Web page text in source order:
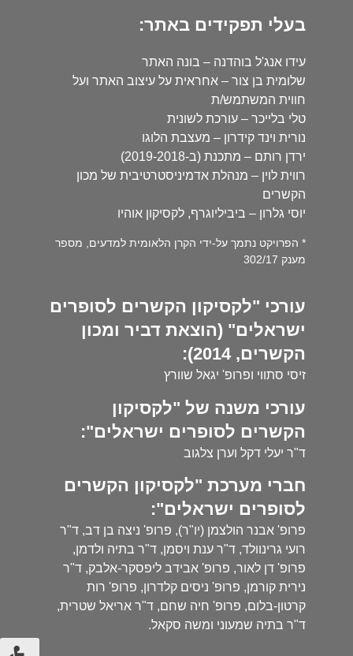
בעלי תפקידים באתר:
עידו אנג'ל בוהדנה – בונה האתר
שלומית בן צור – אחראית על עיצוב האתר ועל
חווית המשתמש/ת
טלי בלייכר – עורכת לשונית
נורית וינד קידרון – מעצבת הלוגו
ירדן רותם – מתכנת (ב-2019-2018)
רווית לוין – מנהלת אדמיניסטרטיבית של מכון
הקשרים
יוסי גלרון – ביביליוגרף, לקסיקון אוהיו
* הפרויקט נתמך על-ידי הקרן הלאומית למדעים, מספר
מענק 302/17
עורכי "לקסיקון הקשרים לסופרים
ישראלים" (הוצאת דביר ומכון
הקשרים, 2014):
זיסי סתווי ופרופ' יגאל שוורץ
עורכי משנה של "לקסיקון
הקשרים לסופרים ישראלים":
ד"ר יעלי דקל וערן צלגוב
חברי מערכת "לקסיקון הקשרים
לסופרים ישראלים":
פרופ' אבנר הולצמן (יו"ר), פרופ' ניצה בן דב, ד"ר
רועי גרינוולד, ד"ר ענת ויסמן, ד"ר בתיה ולדמן,
פרופ' דן לאור, פרופ' אבידב ליפסקר-אלבק, ד"ר
נירית קורמן, פרופ' ניסים קלדרון, פרופ' רות
קרטון-בלום, פרופ' חיה שחם, ד"ר אריאל שטרית,
ד"ר בתיה שמעוני ומשה סקאל.